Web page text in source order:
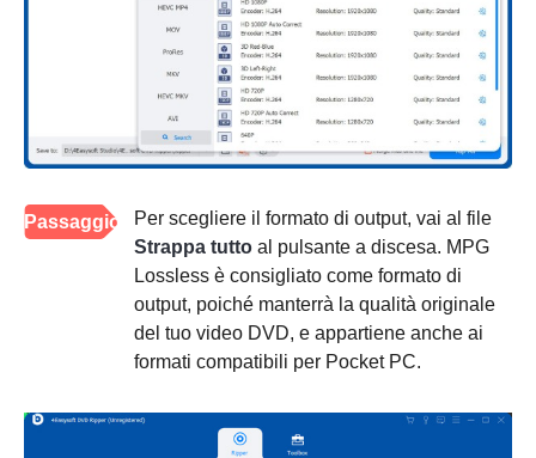
Passaggio
Per scegliere il formato di output, vai al file
Strappa tutto al pulsante a discesa. MPG
Lossless è consigliato come formato di
output, poiché manterrà la qualità originale
del tuo video DVD, e appartiene anche ai
formati compatibili per Pocket PC.